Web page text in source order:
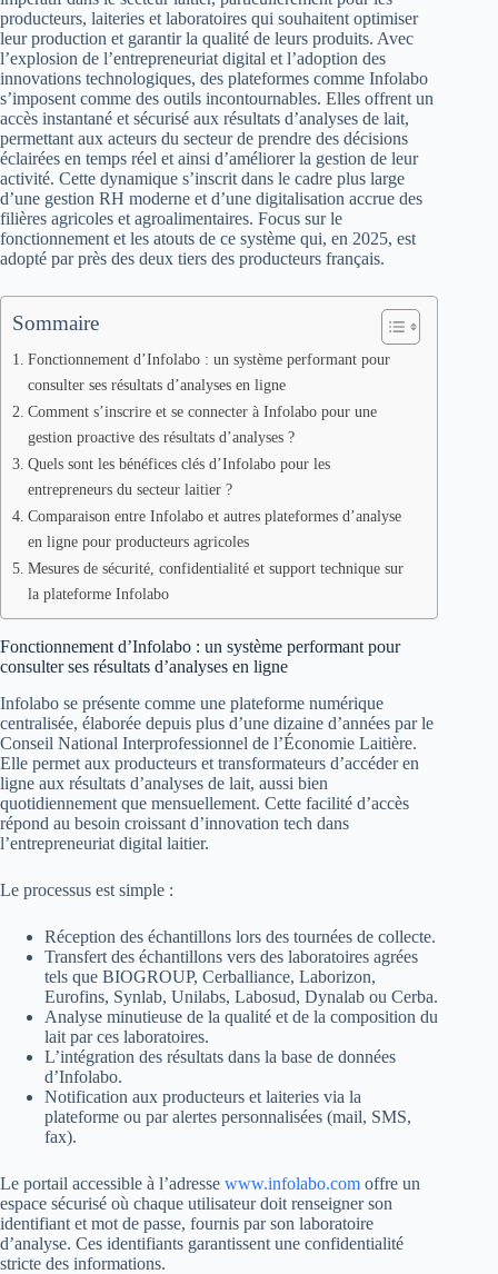
producteurs, laiteries et laboratoires qui souhaitent optimiser
leur production et garantir la qualité de leurs produits. Avec
l’explosion de l’entrepreneuriat digital et l’adoption des
innovations technologiques, des plateformes comme Infolabo
s’imposent comme des outils incontournables. Elles offrent un
accès instantané et sécurisé aux résultats d’analyses de lait,
permettant aux acteurs du secteur de prendre des décisions
éclairées en temps réel et ainsi d’améliorer la gestion de leur
activité. Cette dynamique s’inscrit dans le cadre plus large
d’une gestion RH moderne et d’une digitalisation accrue des
filières agricoles et agroalimentaires. Focus sur le
fonctionnement et les atouts de ce système qui, en 2025, est
adopté par près des deux tiers des producteurs français.
Sommaire
Fonctionnement d’Infolabo : un système performant pour
consulter ses résultats d’analyses en ligne
Comment s’inscrire et se connecter à Infolabo pour une
gestion proactive des résultats d’analyses ?
Quels sont les bénéfices clés d’Infolabo pour les
entrepreneurs du secteur laitier ?
Comparaison entre Infolabo et autres plateformes d’analyse
en ligne pour producteurs agricoles
Mesures de sécurité, confidentialité et support technique sur
la plateforme Infolabo
Fonctionnement d’Infolabo : un système performant pour
consulter ses résultats d’analyses en ligne
Infolabo se présente comme une plateforme numérique
centralisée, élaborée depuis plus d’une dizaine d’années par le
Conseil National Interprofessionnel de l’Économie Laitière.
Elle permet aux producteurs et transformateurs d’accéder en
ligne aux résultats d’analyses de lait, aussi bien
quotidiennement que mensuellement. Cette facilité d’accès
répond au besoin croissant d’innovation tech dans
l’entrepreneuriat digital laitier.
Le processus est simple :
Réception des échantillons lors des tournées de collecte.
Transfert des échantillons vers des laboratoires agrées
tels que BIOGROUP, Cerballiance, Laborizon,
Eurofins, Synlab, Unilabs, Labosud, Dynalab ou Cerba.
Analyse minutieuse de la qualité et de la composition du
lait par ces laboratoires.
L’intégration des résultats dans la base de données
d’Infolabo.
Notification aux producteurs et laiteries via la
plateforme ou par alertes personnalisées (mail, SMS,
fax).
Le portail accessible à l’adresse www.infolabo.com offre un
espace sécurisé où chaque utilisateur doit renseigner son
identifiant et mot de passe, fournis par son laboratoire
d’analyse. Ces identifiants garantissent une confidentialité
stricte des informations.